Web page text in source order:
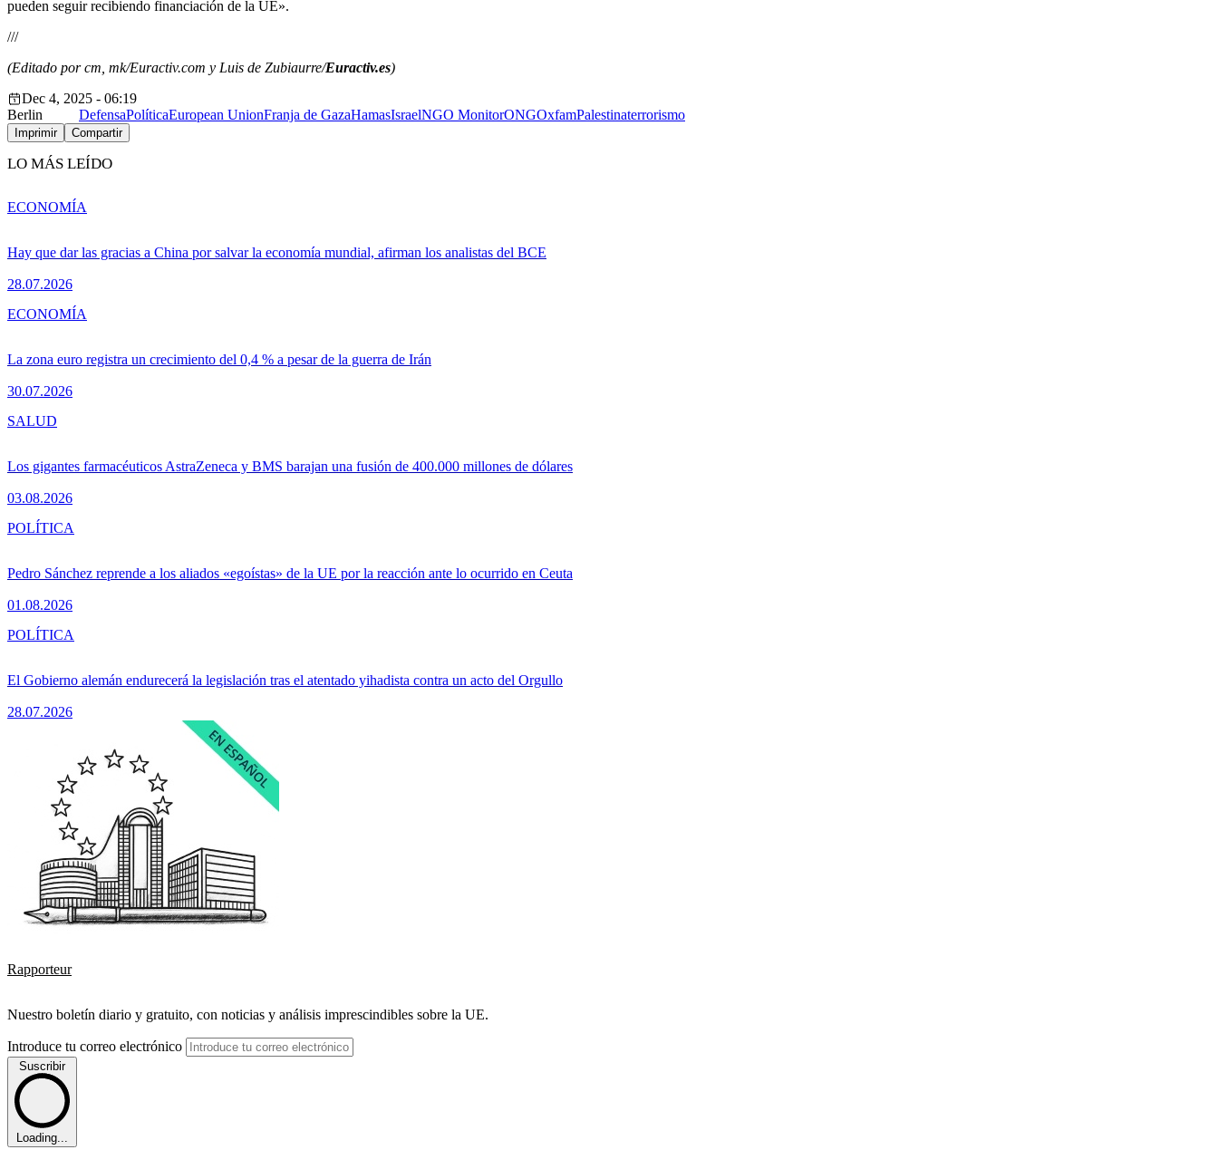
pueden seguir recibiendo financiación de la UE».
///
(Editado por cm, mk/Euractiv.com y Luis de Zubiaurre/Euractiv.es)
Dec 4, 2025 - 06:19
Berlin
DefensaPolíticaEuropean UnionFranja de GazaHamasIsraelNGO MonitorONGOxfamPalestinaterrorismo
Imprimir Compartir
LO MÁS LEÍDO
Hay que dar las gracias a China por salvar la economía mundial, afirman los analistas del BCE
28.07.2026
ECONOMÍA
La zona euro registra un crecimiento del 0,4 % a pesar de la guerra de Irán
30.07.2026
ECONOMÍA
Los gigantes farmacéuticos AstraZeneca y BMS barajan una fusión de 400.000 millones de dólares
03.08.2026
SALUD
Pedro Sánchez reprende a los aliados «egoístas» de la UE por la reacción ante lo ocurrido en Ceuta
01.08.2026
POLÍTICA
El Gobierno alemán endurecerá la legislación tras el atentado yihadista contra un acto del Orgullo
28.07.2026
POLÍTICA
Rapporteur
Nuestro boletín diario y gratuito, con noticias y análisis imprescindibles sobre la UE.
Introduce tu correo electrónico
Suscribir
Loading...